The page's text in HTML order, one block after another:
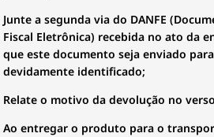
Junte a segunda via do DANFE
Fiscal Eletrônica) recebida no ato da
que este documento seja enviado
devidamente identificado;
Relate o motivo da devolução no
Ao entregar o produto para o